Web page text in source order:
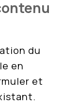
du
en
et